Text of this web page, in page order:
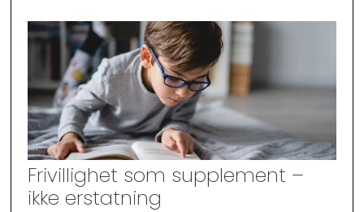
Frivillighet som supplement –
ikke erstatning